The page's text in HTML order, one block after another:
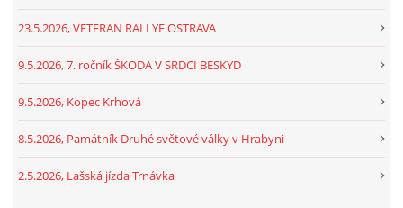
23.5.2026, VETERAN RALLYE OSTRAVA
9.5.2026, 7. ročník ŠKODA V SRDCI BESKYD
9.5.2026, Kopec Krhová
8.5.2026, Památník Druhé světové války v Hrabyni
2.5.2026, Lašská jízda Trnávka